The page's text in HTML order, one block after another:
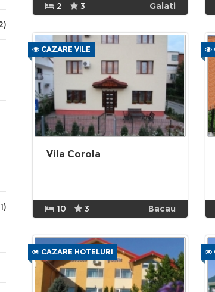
2 3 Galati
CAZARE VILE
Vila Corola
10 3 Bacau
CAZARE HOTELURI